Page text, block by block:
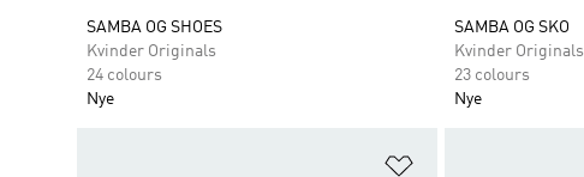
SAMBA OG SHOES
Kvinder Originals
24 colours
Nye
SAMBA OG SKO
Kvinder Originals
23 colours
Nye